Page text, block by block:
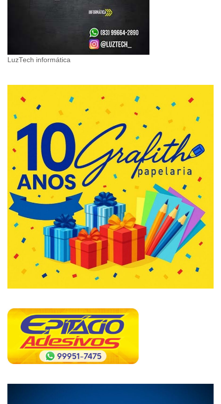
LuzTech informática